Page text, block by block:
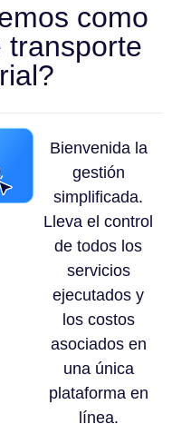
como
transporte
Bienvenida la
gestión
simplificada.
Lleva el control
de todos los
servicios
ejecutados y
los costos
asociados en
una única
plataforma en
línea.